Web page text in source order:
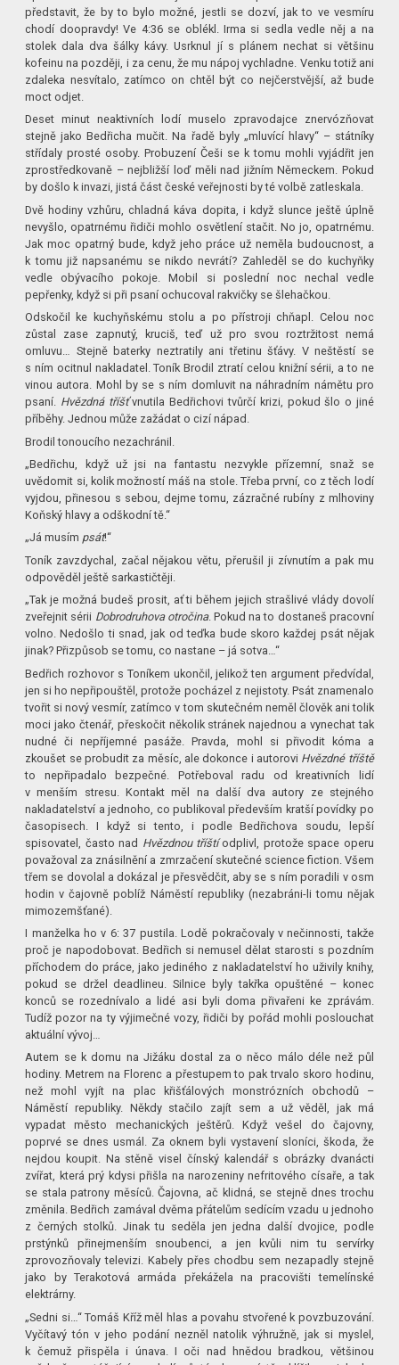
představit, že by to bylo možné, jestli se dozví, jak to ve vesmíru
chodí doopravdy! Ve 4:36 se oblékl. Irma si sedla vedle něj a na
stolek dala dva šálky kávy. Usrknul jí s plánem nechat si většinu
kofeinu na později, i za cenu, že mu nápoj vychladne. Venku totiž ani
zdaleka nesvítalo, zatímco on chtěl být co nejčerstvější, až bude
moct odjet.
Deset minut neaktivních lodí muselo zpravodajce znervózňovat
stejně jako Bedřicha mučit. Na řadě byly „mluvící hlavy“ – státníky
střídaly prosté osoby. Probuzení Češi se k tomu mohli vyjádřit jen
zprostředkovaně – nejbližší loď měli nad jižním Německem. Pokud
by došlo k invazi, jistá část české veřejnosti by té volbě zatleskala.
Dvě hodiny vzhůru, chladná káva dopita, i když slunce ještě úplně
nevyšlo, opatrnému řidiči mohlo osvětlení stačit. No jo, opatrnému.
Jak moc opatrný bude, když jeho práce už neměla budoucnost, a
k tomu již napsanému se nikdo nevrátí? Zahleděl se do kuchyňky
vedle obývacího pokoje. Mobil si poslední noc nechal vedle
pepřenky, když si při psaní ochucoval rakvičky se šlehačkou.
Odskočil ke kuchyňskému stolu a po přístroji chňapl. Celou noc
zůstal zase zapnutý, kruciš, teď už pro svou roztržitost nemá
omluvu… Stejně baterky neztratily ani třetinu šťávy. V neštěstí se
s ním ocitnul nakladatel. Toník Brodil ztratí celou knižní sérii, a to ne
vinou autora. Mohl by se s ním domluvit na náhradním námětu pro
psaní. Hvězdná tříšťvnutila Bedřichovi tvůrčí krizi, pokud šlo o jiné
příběhy. Jednou může zažádat o cizí nápad.
Brodil tonoucího nezachránil.
„Bedřichu, když už jsi na fantastu nezvykle přízemní, snaž se
uvědomit si, kolik možností máš na stole. Třeba první, co z těch lodí
vyjdou, přinesou s sebou, dejme tomu, zázračné rubíny z mlhoviny
Koňský hlavy a odškodní tě.“
„Já musím psát!“
Toník zavzdychal, začal nějakou větu, přerušil ji zívnutím a pak mu
odpověděl ještě sarkastičtěji.
„Tak je možná budeš prosit, ať ti během jejich strašlivé vlády dovolí
zveřejnit sérii Dobrodruhova otročina. Pokud na to dostaneš pracovní
volno. Nedošlo ti snad, jak od teďka bude skoro každej psát nějak
jinak? Přizpůsob se tomu, co nastane – já sotva…“
Bedřich rozhovor s Toníkem ukončil, jelikož ten argument předvídal,
jen si ho nepřipouštěl, protože pocházel z nejistoty. Psát znamenalo
tvořit si nový vesmír, zatímco v tom skutečném neměl člověk ani tolik
moci jako čtenář, přeskočit několik stránek najednou a vynechat tak
nudné či nepříjemné pasáže. Pravda, mohl si přivodit kóma a
zkoušet se probudit za měsíc, ale dokonce i autorovi Hvězdné tříště
to nepřipadalo bezpečné. Potřeboval radu od kreativních lidí
v menším stresu. Kontakt měl na další dva autory ze stejného
nakladatelství a jednoho, co publikoval především kratší povídky po
časopisech. I když si tento, i podle Bedřichova soudu, lepší
spisovatel, často nad Hvězdnou tříštíodplivl, protože space operu
považoval za znásilnění a zmrzačení skutečné science fiction. Všem
třem se dovolal a dokázal je přesvědčit, aby se s ním poradili v osm
hodin v čajovně poblíž Náměstí republiky (nezabráni-li tomu nějak
mimozemšťané).
I manželka ho v 6: 37 pustila. Lodě pokračovaly v nečinnosti, takže
proč je napodobovat. Bedřich si nemusel dělat starosti s pozdním
příchodem do práce, jako jediného z nakladatelství ho uživily knihy,
pokud se držel deadlineu. Silnice byly takřka opuštěné – konec
konců se rozednívalo a lidé asi byli doma přivařeni ke zprávám.
Tudíž pozor na ty výjimečné vozy, řidiči by pořád mohli poslouchat
aktuální vývoj…
Autem se k domu na Jižáku dostal za o něco málo déle než půl
hodiny. Metrem na Florenc a přestupem to pak trvalo skoro hodinu,
než mohl vyjít na plac křišťálových monstrózních obchodů –
Náměstí republiky. Někdy stačilo zajít sem a už věděl, jak má
vypadat město mechanických ještěrů. Když vešel do čajovny,
poprvé se dnes usmál. Za oknem byli vystavení sloníci, škoda, že
nejdou koupit. Na stěně visel čínský kalendář s obrázky dvanácti
zvířat, která prý kdysi přišla na narozeniny nefritového císaře, a tak
se stala patrony měsíců. Čajovna, ač klidná, se stejně dnes trochu
změnila. Bedřich zamával dvěma přátelům sedícím vzadu u jednoho
z černých stolků. Jinak tu seděla jen jedna další dvojice, podle
prstýnků přinejmenším snoubenci, a jen kvůli nim tu servírky
zprovozňovaly televizi. Kabely přes chodbu sem nezapadly stejně
jako by Terakotová armáda překážela na pracovišti temelínské
elektrárny.
„Sedni si…“ Tomáš Kříž měl hlas a povahu stvořené k povzbuzování.
Vyčítavý tón v jeho podání nezněl natolik výhružně, jak si myslel,
k čemuž přispěla i únava. I oči nad hnědou bradkou, většinou